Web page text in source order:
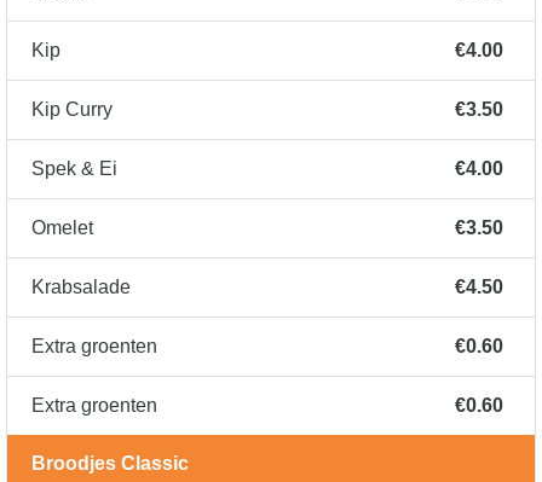
Kip €4.00
Kip Curry €3.50
Spek & Ei €4.00
Omelet €3.50
Krabsalade €4.50
Extra groenten €0.60
Extra groenten €0.60
Broodjes Classic